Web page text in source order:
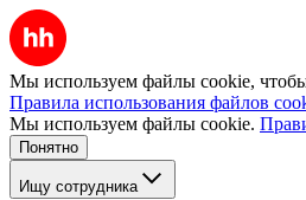
Мы используем файлы cookie, чтобы
Правила использования файлов
Мы используем файлы cookie.
Понятно
Ищу сотрудника